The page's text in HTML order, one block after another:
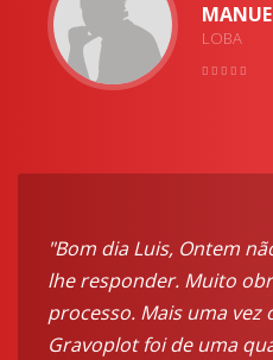
LOBA
"Bom dia Luis, Ontem
lhe responder. Muito
processo. Mais uma
Gravoplot foi de uma